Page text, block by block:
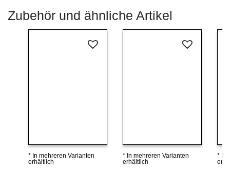
Zubehör und ähnliche Artikel
Details ansehen
* In mehreren Varianten
erhältlich
Details ansehen
* In mehreren Varianten
erhältlich
* In